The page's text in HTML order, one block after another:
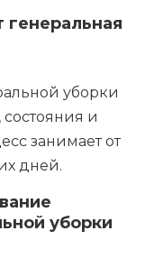
генеральная
уборки
и
занимает от
дней.
уборки